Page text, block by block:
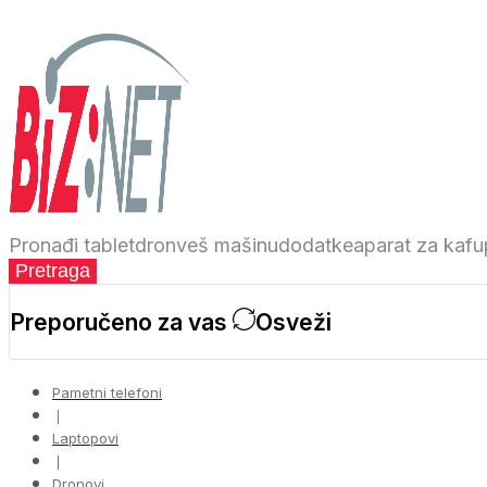
Pronađi tabletdronveš mašinudodatkeaparat za kafu
Pretraga
Preporučeno za vas Osveži
Pametni telefoni
❘
Laptopovi
❘